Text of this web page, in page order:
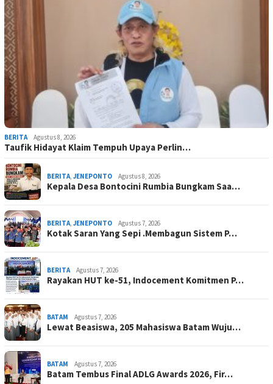
BERITA Agustus 8, 2026
Taufik Hidayat Klaim Tempuh Upaya Perlin…
BERITA, JENEPONTO Agustus 8, 2026
Kepala Desa Bontocini Rumbia Bungkam Saa…
BERITA, JENEPONTO Agustus 7, 2026
Kotak Saran Yang Sepi .Membagun Sistem P…
BERITA Agustus 7, 2026
Rayakan HUT ke-51, Indocement Komitmen P…
BATAM Agustus 7, 2026
Lewat Beasiswa, 205 Mahasiswa Batam Wuju…
BATAM Agustus 7, 2026
Batam Tembus Final ADLG Awards 2026, Fir…